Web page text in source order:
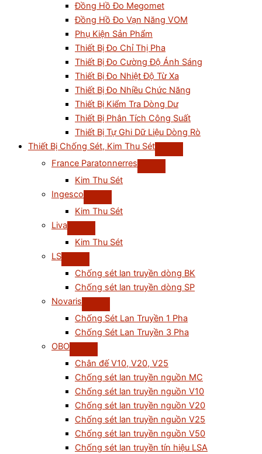
Đồng Hồ Đo Megomet
Đồng Hồ Đo Vạn Năng VOM
Phụ Kiện Sản Phẩm
Thiết Bị Đo Chỉ Thị Pha
Thiết Bị Đo Cường Độ Ánh Sáng
Thiết Bị Đo Nhiệt Độ Từ Xa
Thiết Bị Đo Nhiều Chức Năng
Thiết Bị Kiểm Tra Dòng Dư
Thiết Bị Phân Tích Công Suất
Thiết Bị Tự Ghi Dữ Liệu Dòng Rò
Thiết Bị Chống Sét, Kim Thu Sét
France Paratonnerres
Kim Thu Sét
Ingesco
Kim Thu Sét
Liva
Kim Thu Sét
LS
Chống sét lan truyền dòng BK
Chống sét lan truyền dòng SP
Novaris
Chống Sét Lan Truyền 1 Pha
Chống Sét Lan Truyền 3 Pha
OBO
Chân đế V10, V20, V25
Chống sét lan truyền nguồn MC
Chống sét lan truyền nguồn V10
Chống sét lan truyền nguồn V20
Chống sét lan truyền nguồn V25
Chống sét lan truyền nguồn V50
Chống sét lan truyền tín hiệu LSA